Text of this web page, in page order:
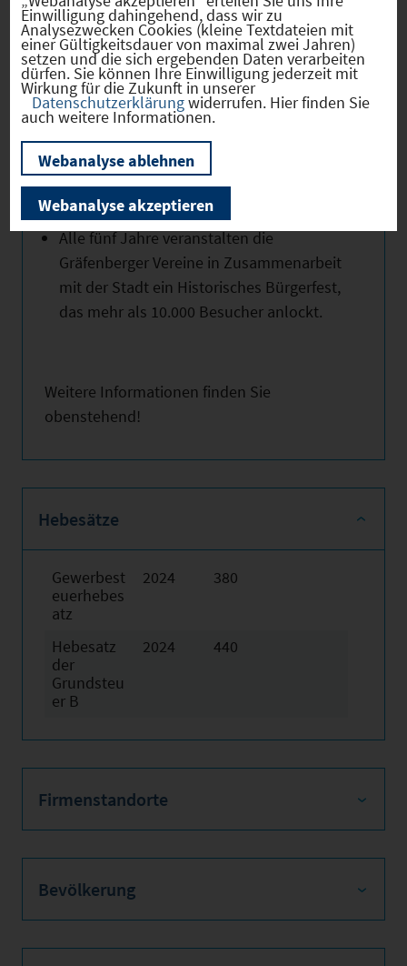
Privatbrauereien in den Gemeinden
Gräfenberg und Weißenohe.
Am dritten Adventssonntag findet auf
dem Kirchplatz die Gräfenberger
Vorweihnacht statt, einer der ältesten
Weihnachtsmärkte der Fränkischen
Schweiz, der traditionsgemäß alljährlich
mit dem Besuch des Nürnberger
Christkinds am Abend beendet wird.
Alle fünf Jahre veranstalten die
Gräfenberger Vereine in Zusammenarbeit
mit der Stadt ein Historisches Bürgerfest,
das mehr als 10.000 Besucher anlockt.
Weitere Informationen finden Sie
obenstehend!
Hebesätze
Gewerbest
euerhebes
atz
2024 380
Hebesatz
der
Grundsteu
er B
2024 440
Firmenstandorte
Bevölkerung
Einwilligung dahingehend, dass wir zu
Analysezwecken Cookies (kleine Textdateien mit
einer Gültigkeitsdauer von maximal zwei Jahren)
setzen und die sich ergebenden Daten verarbeiten
dürfen. Sie können Ihre Einwilligung jederzeit mit
Wirkung für die Zukunft in unserer
Datenschutzerklärungwiderrufen. Hier finden Sie
auch weitere Informationen.
Webanalyse ablehnen
Webanalyse akzeptieren